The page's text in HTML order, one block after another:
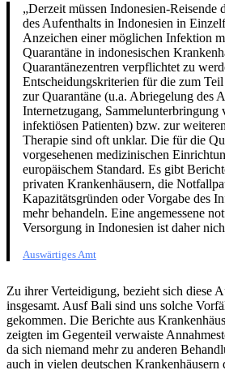
„Derzeit müssen Indonesien-Reisende
des Aufenthalts in Indonesien in
Anzeichen einer möglichen Infektion
Quarantäne in indonesischen
Quarantänezentren verpflichtet zu
Entscheidungskriterien für die zum
zur Quarantäne (u.a. Abriegelung des
Internetzugang, Sammelunterbringung
infektiösen Patienten) bzw. zur
Therapie sind oft unklar. Die für die
vorgesehenen medizinischen
europäischem Standard. Es gibt
privaten Krankenhäusern, die
Kapazitätsgründen oder Vorgabe des
mehr behandeln. Eine angemessene
Versorgung in Indonesien ist daher
Auswärtiges Amt
Zu ihrer Verteidigung, bezieht sich diese
insgesamt. Ausf Bali sind uns solche
gekommen. Die Berichte aus
zeigten im Gegenteil verwaiste
da sich niemand mehr zu anderen
auch in vielen deutschen Krankenhäusern